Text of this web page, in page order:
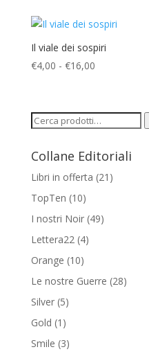
da
€5,00
Il viale dei sospiri
€4,00 - €16,00Fascia
da
€4,00
€16,00
Cerca:
Collane Editoriali
Libri in offerta (21)
TopTen (10)
I nostri Noir (49)
Lettera22 (4)
Orange (10)
Le nostre Guerre (28)
Silver (5)
Gold (1)
Smile (3)